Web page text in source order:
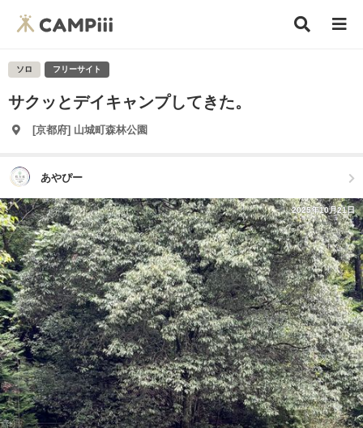
ソロ フリーサイト
サクッとデイキャンプしてきた。
[京都府] 山城町森林公園
あやぴー
2025年10月21日